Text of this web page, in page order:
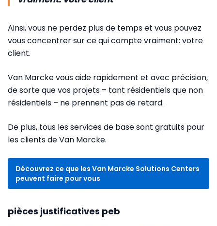
Ainsi, vous ne perdez plus de temps et vous pouvez
vous concentrer sur ce qui compte vraiment: votre
client.
Van Marcke vous aide rapidement et avec précision,
de sorte que vos projets – tant résidentiels que non
résidentiels – ne prennent pas de retard.
De plus, tous les services de base sont gratuits pour
les clients de Van Marcke.
Découvrez ce que les Van Marcke Solutions Centers
peuvent faire pour vous
pièces justificatives peb